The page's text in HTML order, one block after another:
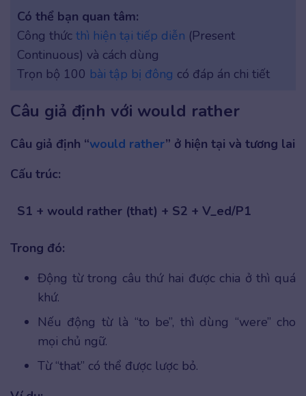
Có thể bạn quan tâm:
Công thức thì hiện tại tiếp diễn (Present
Continuous) và cách dùng
Trọn bộ 100 bài tập bị đông có đáp án chi tiết
Câu giả định với would rather
Câu giả định “would rather” ở hiện tại và tương lai
Cấu trúc:
S1 + would rather (that) + S2 + V_ed/P1
Trong đó:
Động từ trong câu thứ hai được chia ở thì quá
khứ.
Nếu động từ là “to be”, thì dùng “were” cho
mọi chủ ngữ.
Từ “that” có thể được lược bỏ.